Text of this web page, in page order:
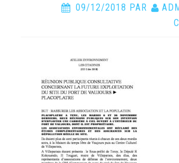
09/12/2018 PAR